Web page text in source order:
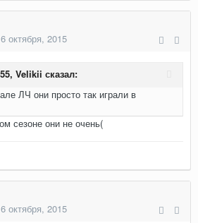
октября, 2015
Velikii сказал:
ЛЧ они просто так играли в
сезоне они не очень(
октября, 2015